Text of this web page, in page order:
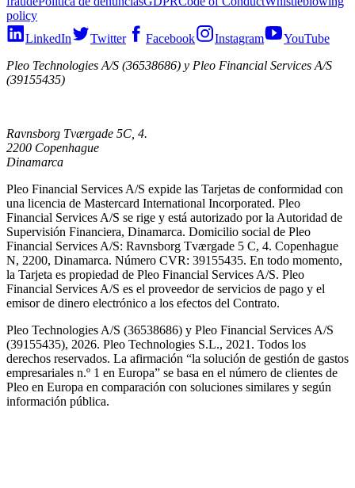
policy
LinkedIn
Twitter Facebook Instagram
YouTube
Pleo Technologies A/S (36538686) y Pleo Financial Services A/S
(39155435)
Ravnsborg Tværgade 5C, 4.
2200 Copenhague
Dinamarca
Pleo Financial Services A/S expide las Tarjetas de conformidad con
una licencia de Mastercard International Incorporated. Pleo
Financial Services A/S se rige y está autorizado por la Autoridad de
Supervisión Financiera, Dinamarca. Domicilio social de Pleo
Financial Services A/S: Ravnsborg Tværgade 5 C, 4. Copenhague
N, 2200, Dinamarca. Número CVR: 39155435. En todo momento,
la Tarjeta es propiedad de Pleo Financial Services A/S. Pleo
Financial Services A/S es el proveedor de servicios de pago y el
emisor de dinero electrónico a los efectos del Contrato.
Pleo Technologies A/S (36538686) y Pleo Financial Services A/S
(39155435), 2026. Pleo Technologies S.L., 2021. Todos los
derechos reservados. La afirmación “la solución de gestión de gastos
empresariales n.º 1 en Europa” se basa en el número de clientes de
Pleo en Europa en comparación con soluciones similares y según
información pública.